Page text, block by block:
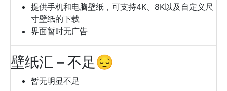
提供手机和电脑壁纸，可支持4K、8K以及自定义尺
寸壁纸的下载
界面暂时无广告
壁纸汇 – 不足😔
暂无明显不足